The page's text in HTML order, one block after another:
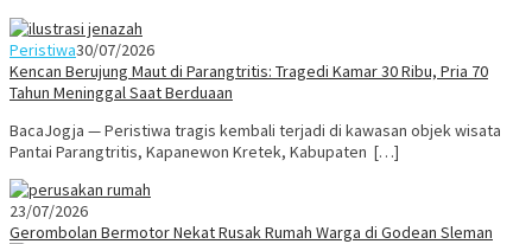
Peristiwa30/07/2026
Kencan Berujung Maut di Parangtritis: Tragedi Kamar 30 Ribu, Pria 70
Tahun Meninggal Saat Berduaan
BacaJogja — Peristiwa tragis kembali terjadi di kawasan objek wisata
Pantai Parangtritis, Kapanewon Kretek, Kabupaten […]
23/07/2026
Gerombolan Bermotor Nekat Rusak Rumah Warga di Godean Sleman